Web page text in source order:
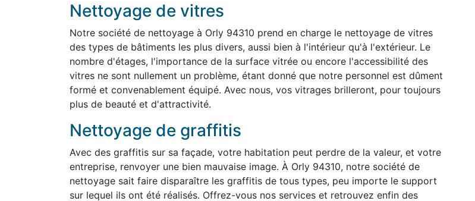
Nettoyage de vitres
Notre société de nettoyage à Orly 94310 prend en charge le nettoyage de vitres
des types de bâtiments les plus divers, aussi bien à l'intérieur qu'à l'extérieur. Le
nombre d'étages, l'importance de la surface vitrée ou encore l'accessibilité des
vitres ne sont nullement un problème, étant donné que notre personnel est dûment
formé et convenablement équipé. Avec nous, vos vitrages brilleront, pour toujours
plus de beauté et d'attractivité.
Nettoyage de graffitis
Avec des graffitis sur sa façade, votre habitation peut perdre de la valeur, et votre
entreprise, renvoyer une bien mauvaise image. À Orly 94310, notre société de
nettoyage sait faire disparaître les graffitis de tous types, peu importe le support
sur lequel ils ont été réalisés. Offrez-vous nos services et retrouvez enfin des